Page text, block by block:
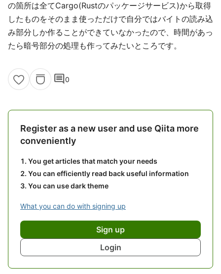
の箇所は全てCargo(Rustのパッケージサービス)から取得
したものをそのまま使っただけで自分ではバイトの読み込
み部分しか作ることができていなかったので、時間があっ
たら暗号部分の処理も作ってみたいところです。
comment0
Register as a new user and use Qiita more
conveniently
You get articles that match your needs
You can efficiently read back useful information
You can use dark theme
What you can do with signing up
Sign up
Login